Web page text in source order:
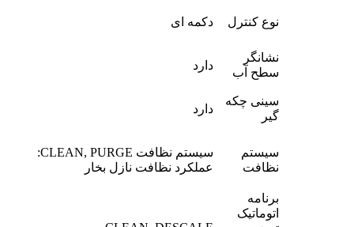
نوع کنترل دکمه ای
نشانگر
سطح آب
دارد
سینی چکه
گیر
دارد
سیستم
نظافت
سیستم نظافت CLEAN, PURGE:
عملکرد نظافت نازل بخار
برنامه
اتوماتیک